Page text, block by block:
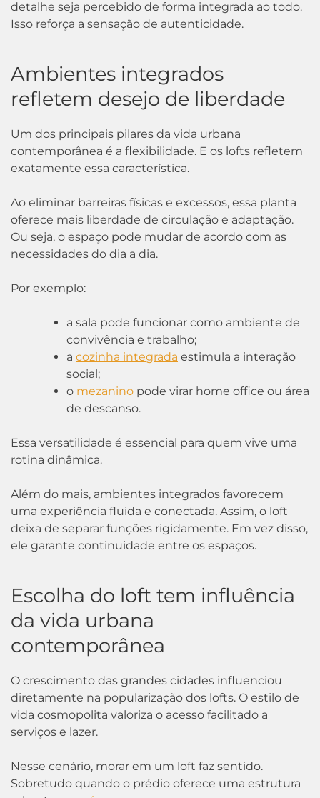
detalhe seja percebido de forma integrada ao todo.
Isso reforça a sensação de autenticidade.
Ambientes integrados
refletem desejo de liberdade
Um dos principais pilares da vida urbana
contemporânea é a flexibilidade. E os lofts refletem
exatamente essa característica.
Ao eliminar barreiras físicas e excessos, essa planta
oferece mais liberdade de circulação e adaptação.
Ou seja, o espaço pode mudar de acordo com as
necessidades do dia a dia.
Por exemplo:
a sala pode funcionar como ambiente de
convivência e trabalho;
a cozinha integrada estimula a interação
social;
o mezanino pode virar home office ou área
de descanso.
Essa versatilidade é essencial para quem vive uma
rotina dinâmica.
Além do mais, ambientes integrados favorecem
uma experiência fluida e conectada. Assim, o loft
deixa de separar funções rigidamente. Em vez disso,
ele garante continuidade entre os espaços.
Escolha do loft tem influência
da vida urbana
contemporânea
O crescimento das grandes cidades influenciou
diretamente na popularização dos lofts. O estilo de
vida cosmopolita valoriza o acesso facilitado a
serviços e lazer.
Nesse cenário, morar em um loft faz sentido.
Sobretudo quando o prédio oferece uma estrutura